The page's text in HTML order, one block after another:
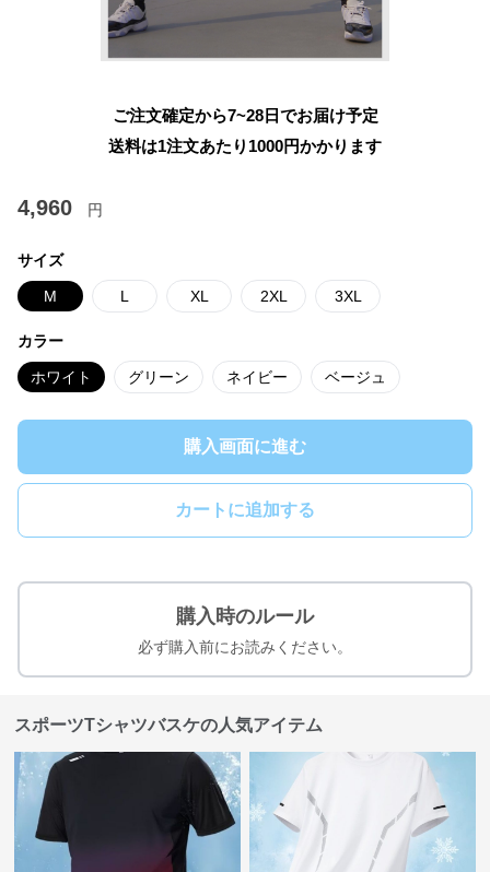
ご注文確定から7~28日でお届け予定
送料は1注文あたり 1000円かかります
4,960 円
サイズ
M L XL 2XL 3XL
カラー
ホワイト グリーン ネイビー ベージュ
購入画面に進む
カートに追加する
購入時のルール
必ず購入前にお読みください。
スポーツTシャツバスケの人気アイテム